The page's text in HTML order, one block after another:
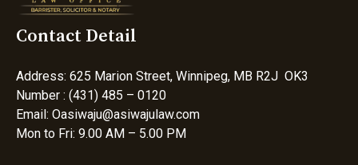
Contact Detail
Address: 625 Marion Street, Winnipeg, MB R2J OK3
Number : (431) 485 – 0120
Email: Oasiwaju@asiwajulaw.com
Mon to Fri: 9.00 AM – 5.00 PM